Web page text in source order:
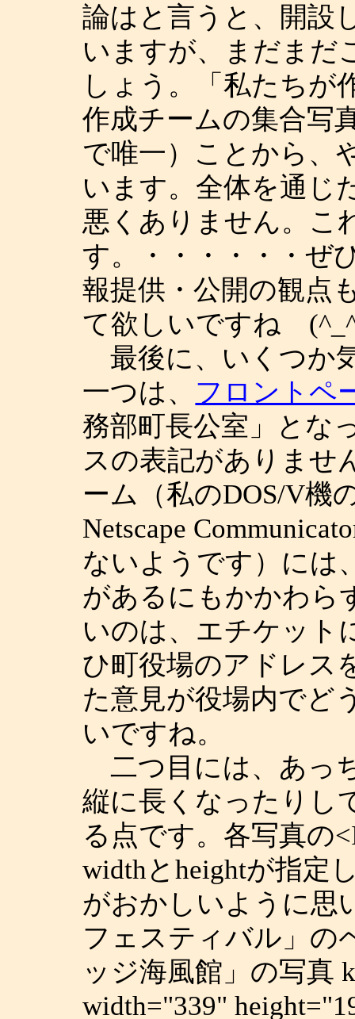
論はと言うと、開設
いますが、まだまだ
しょう。「私たちが
作成チームの集合写
で唯一）ことから、
います。全体を通じ
悪くありません。こ
す。・・・・・・ぜ
報提供・公開の観点
て欲しいですね
最後に、いくつか
一つは、 フロントペ
務部町長公室」とな
スの表記がありませ
ーム（私のDOS/V機
Netscape
ないようです）には
があるにもかかわら
いのは、エチケット
ひ町役場のアドレス
た意見が役場内でど
いですね。
二つ目には、あっ
縦に長くなったりし
る点です。各写真の
widthとheightが指定
がおかしいように思
フェスティバル」の
ッジ海風館」の写真
width="339"